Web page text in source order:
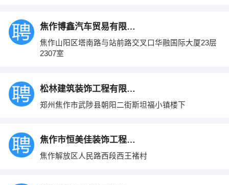
焦作博鑫汽车贸易有限公司
焦作山阳区塔南路与站前路交叉口华融国际大厦23层
2307室
松林建筑装饰工程有限公司
郑州焦作市武陟县朝阳二街斯坦福小镇楼下
焦作市恒美佳装饰工程有限公司
焦作解放区人民路西段西王褚村